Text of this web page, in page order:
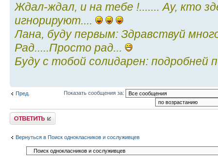
Ждал-ждал, и на тебе !....... Ау, кто
игнорируют....
Лана, буду первым: Здравствуй
Рад.....Просто рад...
Буду с тобой солидарен: подробней
Пред. Показать сообщения за:
Ответить
Вернуться в Поиск однокласников и сослуживцев